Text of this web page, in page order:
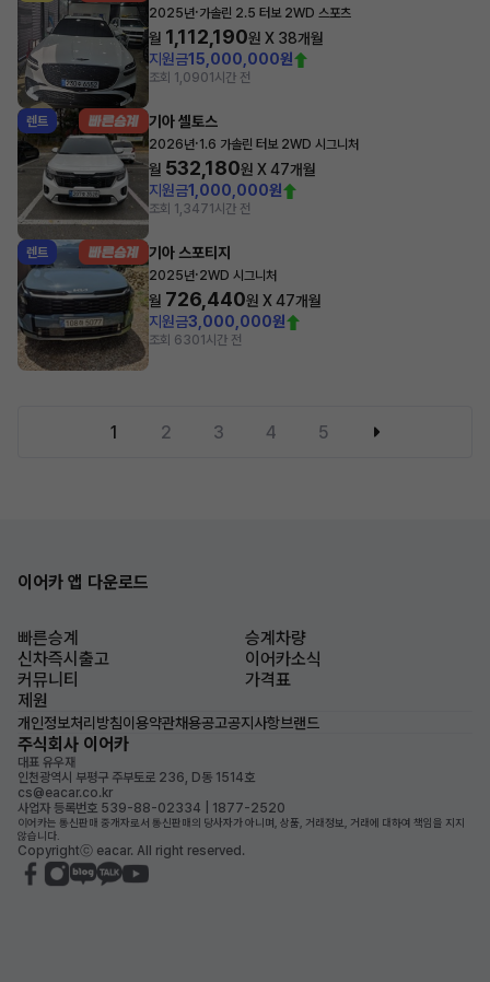
2025년·가솔린 2.5 터보 2WD 스포츠
월 1,112,190원 X 38개월
지원금15,000,000원
조회 1,0901시간 전
렌트 기아 셀토스
2026년·1.6 가솔린 터보 2WD 시그니처
월 532,180원 X47개월
지원금1,000,000원
조회 1,3471시간 전
렌트 기아 스포티지
2025년·2WD 시그니처
월 726,440원 X47개월
지원금3,000,000원
조회 6301시간 전
1 2 3 4 5
이어카 앱 다운로드
빠른승계
승계차량
신차즉시출고
이어카소식
커뮤니티
가격표
제원
개인정보처리방침이용약관채용공고공지사항브랜드
주식회사 이어카
대표 유우재
인천광역시 부평구 주부토로 236, D동 1514호
cs@eacar.co.kr
사업자 등록번호 539-88-02334 | 1877-2520
이어카는 통신판매 중개자로서 통신판매의 당사자가 아니며, 상품, 거래정보, 거래에 대하여 책임을 지지
않습니다.
Copyrightⓒ eacar. All right reserved.